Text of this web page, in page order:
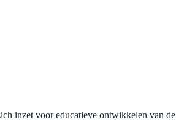
inzet voor educatieve ontwikkelen van